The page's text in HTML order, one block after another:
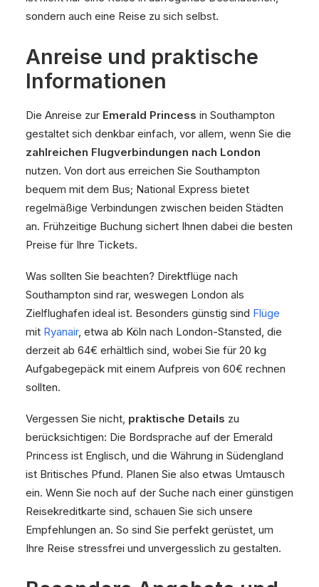
sondern auch eine Reise zu sich selbst.
Anreise und praktische
Informationen
Die Anreise zur Emerald Princess in Southampton
gestaltet sich denkbar einfach, vor allem, wenn Sie die
zahlreichen Flugverbindungen nach London
nutzen. Von dort aus erreichen Sie Southampton
bequem mit dem Bus; National Express bietet
regelmäßige Verbindungen zwischen beiden Städten
an. Frühzeitige Buchung sichert Ihnen dabei die besten
Preise für Ihre Tickets.
Was sollten Sie beachten? Direktflüge nach
Southampton sind rar, weswegen London als
Zielflughafen ideal ist. Besonders günstig sind Flüge
mit Ryanair, etwa ab Köln nach London-Stansted, die
derzeit ab 64€ erhältlich sind, wobei Sie für 20 kg
Aufgabegepäck mit einem Aufpreis von 60€ rechnen
sollten.
Vergessen Sie nicht, praktische Details zu
berücksichtigen: Die Bordsprache auf der Emerald
Princess ist Englisch, und die Währung in Südengland
ist Britisches Pfund. Planen Sie also etwas Umtausch
ein. Wenn Sie noch auf der Suche nach einer günstigen
Reisekreditkarte sind, schauen Sie sich unsere
Empfehlungen an. So sind Sie perfekt gerüstet, um
Ihre Reise stressfrei und unvergesslich zu gestalten.